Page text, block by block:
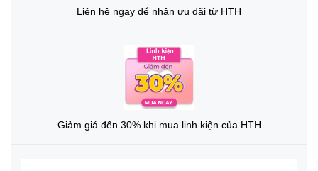
Liên hệ ngay để nhận ưu đãi từ HTH
Giảm giá đến 30% khi mua linh kiện của HTH